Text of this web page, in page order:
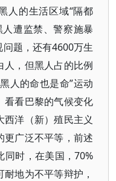
的生活区域“隔都
遭监禁、警察施暴
问题，还有4600万生
，但黑人占的比例
人的命也是命”运动
看看巴黎的气候变化
洋（新）殖民主义
广泛不平等，前述
同时，在美国，70%
地为不平等辩护，